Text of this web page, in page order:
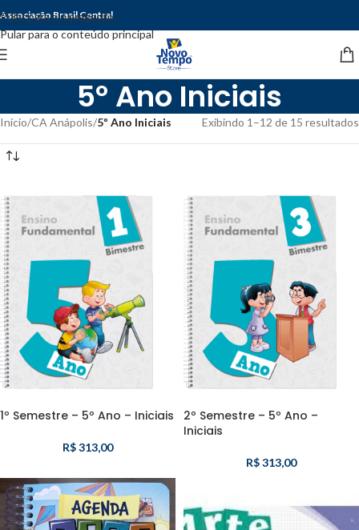
Pular para a navegação
Pular para o conteúdo principal
Associação Brasil Central
5º Ano Iniciais
Início/CA Anápolis/5º Ano Iniciais Exibindo 1–12 de 15 resultados
1º Semestre – 5º Ano – Iniciais
R$313,00
2º Semestre – 5º Ano –
Iniciais
R$313,00